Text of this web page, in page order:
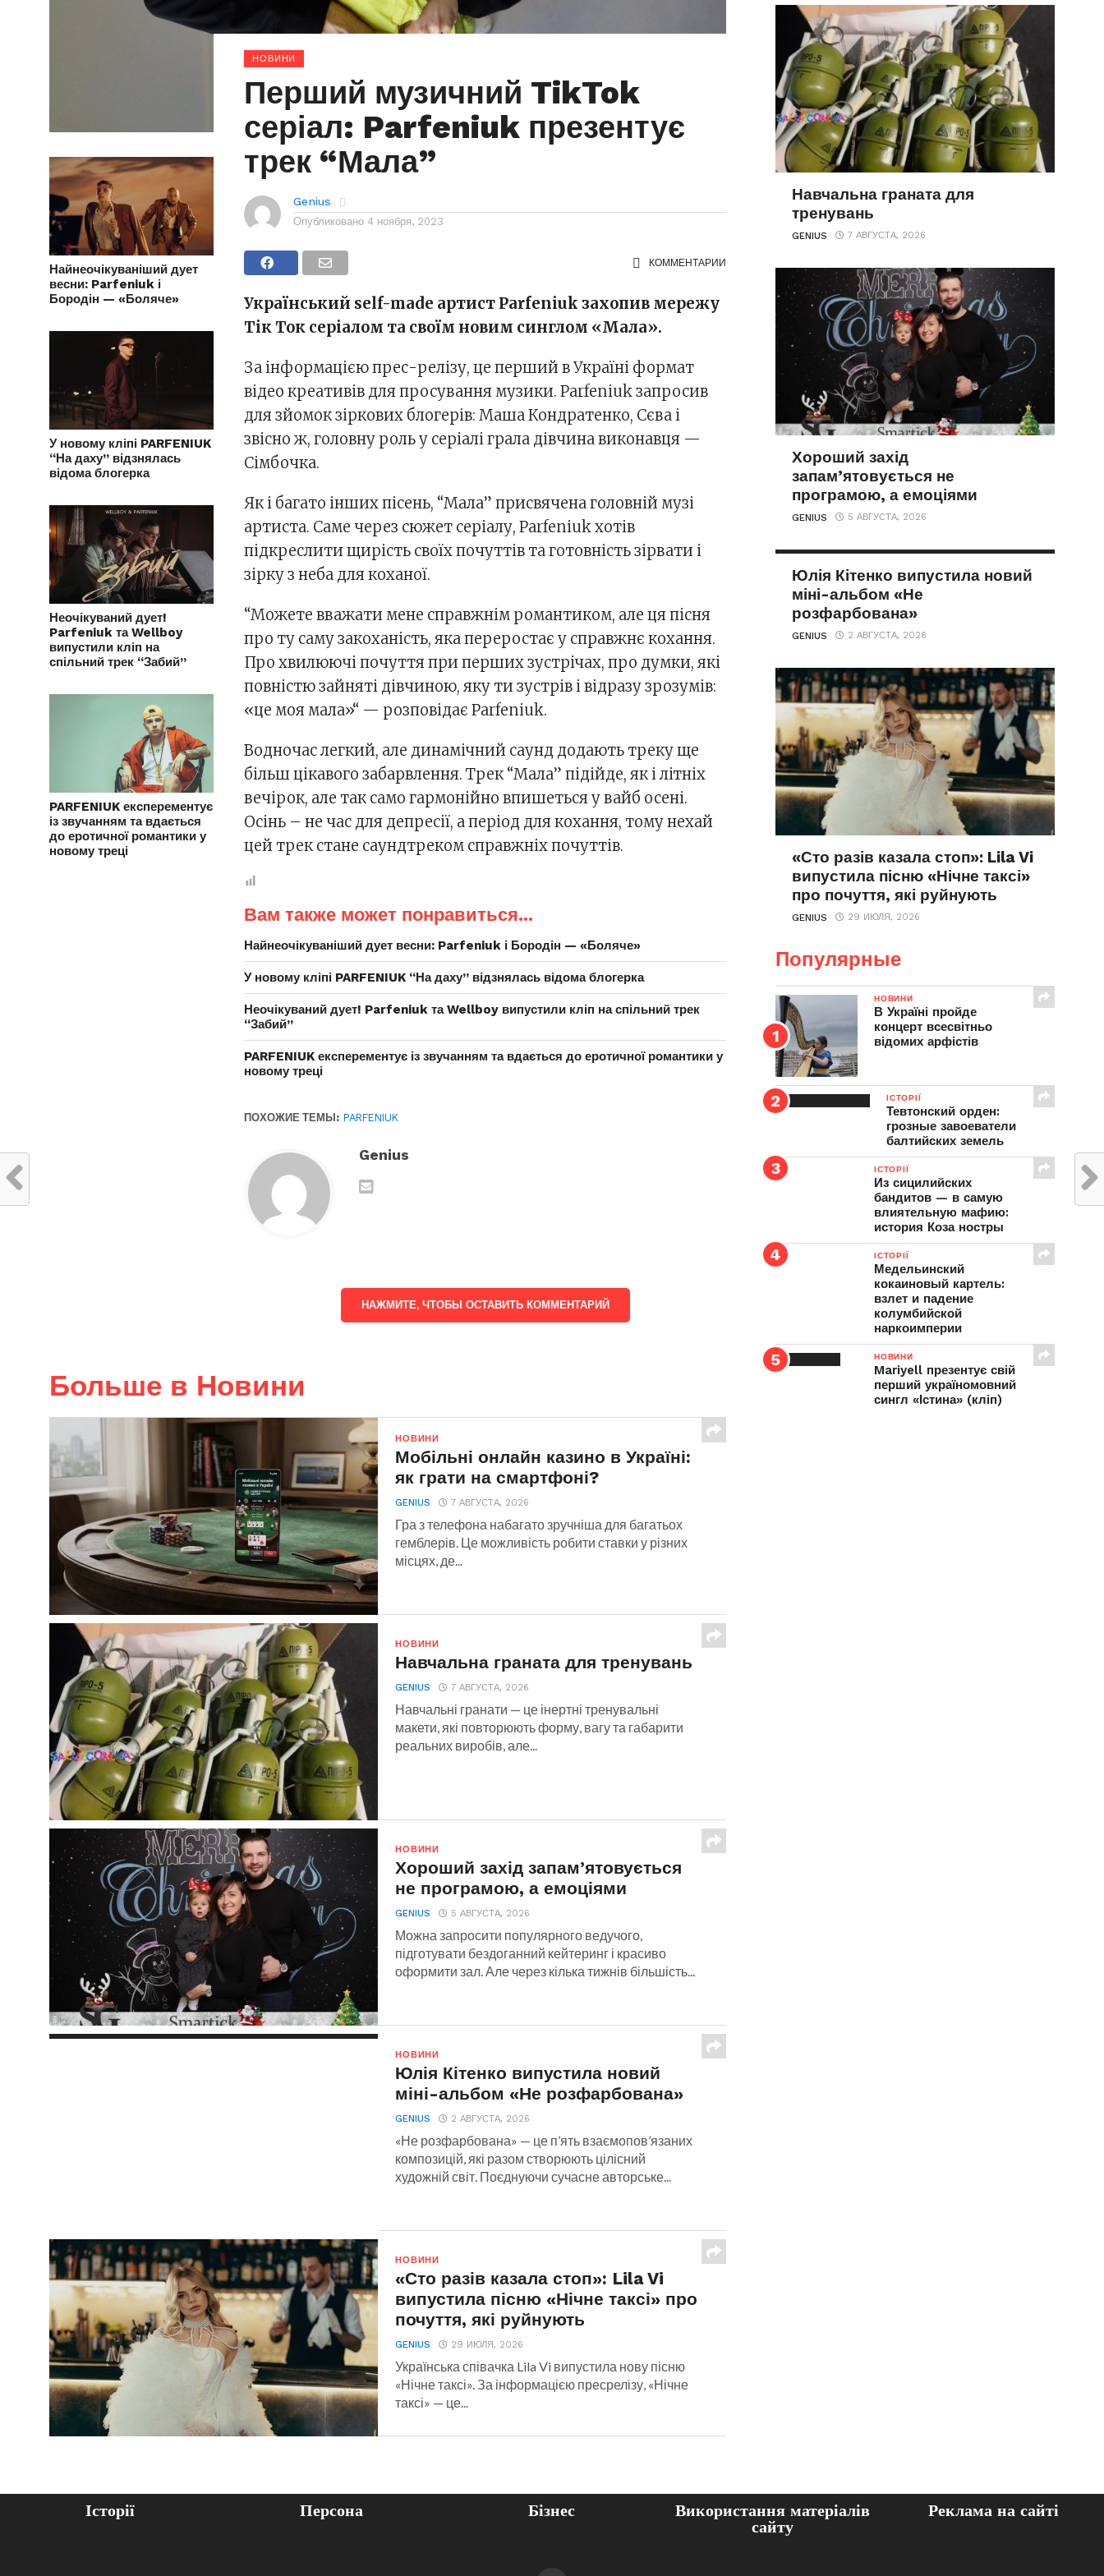
Найнеочікуваніший дует
весни: Parfeniuk і
Бородін — «Боляче»
У новому кліпі PARFENIUK
“На даху” відзнялась
відома блогерка
Неочікуваний дует!
Parfeniuk та Wellboy
випустили кліп на
спільний трек “Забий”
PARFENIUK експерементує
із звучанням та вдається
до еротичної романтики у
новому треці
НОВИНИ
Перший музичний TikTok
серіал: Parfeniuk презентує
трек “Мала”
Genius
Опубликовано 4 ноября, 2023
КОММЕНТАРИИ
Український self-made артист Parfeniuk захопив мережу
Тік Ток серіалом та своїм новим синглом «Мала».
За інформацією прес-релізу, це перший в Україні формат
відео креативів для просування музики. Parfeniuk запросив
для зйомок зіркових блогерів: Маша Кондратенко, Сєва і
звісно ж, головну роль у серіалі грала дівчина виконавця —
Сімбочка.
Як і багато інших пісень, “Мала” присвячена головній музі
артиста. Саме через сюжет серіалу, Parfeniuk хотів
підкреслити щирість своїх почуттів та готовність зірвати і
зірку з неба для коханої.
“Можете вважати мене справжнім романтиком, але ця пісня
про ту саму закоханість, яка переростає у справжнє кохання.
Про хвилюючі почуття при перших зустрічах, про думки, які
повністю зайняті дівчиною, яку ти зустрів і відразу зрозумів:
«це моя мала»“ — розповідає Parfeniuk.
Водночас легкий, але динамічний саунд додають треку ще
більш цікавого забарвлення. Трек “Мала” підійде, як і літніх
вечірок, але так само гармонійно впишеться у вайб осені.
Осінь – не час для депресії, а період для кохання, тому нехай
цей трек стане саундтреком справжніх почуттів.
Вам также может понравиться...
Найнеочікуваніший дует весни: Parfeniuk і Бородін — «Боляче»
У новому кліпі PARFENIUK “На даху” відзнялась відома блогерка
Неочікуваний дует! Parfeniuk та Wellboy випустили кліп на спільний трек
“Забий”
PARFENIUK експерементує із звучанням та вдається до еротичної романтики у
новому треці
ПОХОЖИЕ ТЕМЫ: PARFENIUK
Genius
НАЖМИТЕ, ЧТОБЫ ОСТАВИТЬ КОММЕНТАРИЙ
Больше в Новини
НОВИНИ
Мобільні онлайн казино в Україні:
як грати на смартфоні?
GENIUS 7 АВГУСТА, 2026
Гра з телефона набагато зручніша для багатьох
гемблерів. Це можливість робити ставки у різних
місцях, де...
НОВИНИ
Навчальна граната для тренувань
GENIUS 7 АВГУСТА, 2026
Навчальні гранати — це інертні тренувальні
макети, які повторюють форму, вагу та габарити
реальних виробів, але...
НОВИНИ
Хороший захід запам’ятовується
не програмою, а емоціями
GENIUS 5 АВГУСТА, 2026
Можна запросити популярного ведучого,
підготувати бездоганний кейтеринг і красиво
оформити зал. Але через кілька тижнів більшість...
НОВИНИ
Юлія Кітенко випустила новий
міні-альбом «Не розфарбована»
GENIUS 2 АВГУСТА, 2026
«Не розфарбована» — це п’ять взаємопов’язаних
композицій, які разом створюють цілісний
художній світ. Поєднуючи сучасне авторське...
НОВИНИ
«Сто разів казала стоп»: Lila Vi
випустила пісню «Нічне таксі» про
почуття, які руйнують
GENIUS 29 ИЮЛЯ, 2026
Українська співачка Lila Vi випустила нову пісню
«Нічне таксі». За інформацією пресрелізу, «Нічне
таксі» — це...
Навчальна граната для
тренувань
GENIUS 7 АВГУСТА, 2026
Хороший захід
запам’ятовується не
програмою, а емоціями
GENIUS 5 АВГУСТА, 2026
Юлія Кітенко випустила новий
міні-альбом «Не
розфарбована»
GENIUS 2 АВГУСТА, 2026
«Сто разів казала стоп»: Lila Vi
випустила пісню «Нічне таксі»
про почуття, які руйнують
GENIUS 29 ИЮЛЯ, 2026
Популярные
НОВИНИ
В Україні пройде
концерт всесвітньо
відомих арфістів
ІСТОРІЇ
Тевтонский орден:
грозные завоеватели
балтийских земель
ІСТОРІЇ
Из сицилийских
бандитов — в самую
влиятельную мафию:
история Коза ностры
ІСТОРІЇ
Медельинский
кокаиновый картель:
взлет и падение
колумбийской
наркоимперии
НОВИНИ
Mariyell презентує свій
перший україномовний
сингл «Істина» (кліп)
Історії Персона Бізнес
Використання матеріалів
сайту
Реклама на сайті